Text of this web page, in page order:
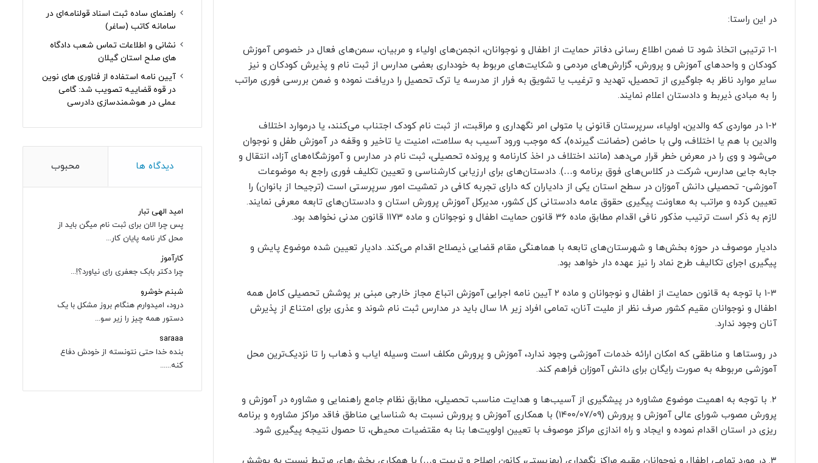
در این راستا:
۱-۱ ترتیبی اتخاذ شود تا ضمن اطلاع رسانی دفاتر حمایت از اطفال و نوجوانان، انجمن‌های اولیاء و مربیان، سمن‌های فعال در خصوص آموزش
کودکان و واحدهای آموزش و پرورش، گزارش‌های مردمی و شکایت‌های مربوط به خودداری بعضی مدارس از ثبت نام و پذیرش کودکان و نیز
سایر موارد ناظر به جلوگیری از تحصیل، تهدید و ترغیب یا تشویق به فرار از مدرسه یا ترک تحصیل را دریافت نموده و ضمن بررسی فوری مراتب
را به مبادی ذیربط و دادستان اعلام نمایند.
۱-۲ در مواردی که والدین، اولیاء، سرپرستان قانونی یا متولی امر نگهداری و مراقبت، از ثبت نام کودک اجتناب می‌کنند، یا درموارد اختلاف
والدین با هم یا اختلاف، ولی با حاضن (حضانت گیرنده)، که موجب ورود آسیب به سلامت، امنیت یا تاخیر و وقفه در آموزش طفل و نوجوان
می‌شود و وی را در معرض خطر قرار می‌دهد (مانند اختلاف در اخذ کارنامه و پرونده تحصیلی، ثبت نام در مدارس و آموزشگاه‌های آزاد، انتقال و
جابه جایی مدارس، شرکت در کلاس‌های فوق برنامه و…). دادستان‌های برای ارزیابی کارشناسی و تعیین تکلیف فوری راجع به موضوعات
آموزشی- تحصیلی دانش آموزان در سطح استان یکی از دادیاران که دارای تجربه کافی در تمشیت امور سرپرستی است (ترجیحا از بانوان) را
تعیین کرده و مراتب به معاونت پیگیری حقوق عامه دادستانی کل کشور، مدیرکل آموزش پرورش استان و دادستان‌های تابعه معرفی نمایند.
لازم به ذکر است ترتیب مذکور نافی اقدام مطابق ماده ۳۶ قانون حمایت اطفال و نوجوانان و ماده ۱۱۷۳ قانون مدنی نخواهد بود.
دادیار موصوف در حوزه بخش‌ها و شهرستان‌های تابعه با هماهنگی مقام قضایی ذیصلاح اقدام می‌کند. دادیار تعیین شده موضوع پایش و
پیگیری اجرای تکالیف طرح نماد را نیز عهده دار خواهد بود.
۱-۳ با توجه به قانون حمایت از اطفال و نوجوانان و ماده ۲ آیین نامه اجرایی آموزش اتباع مجاز خارجی مبنی بر پوشش تحصیلی کامل همه
اطفال و نوجوانان مقیم کشور صرف نظر از ملیت آنان، تمامی افراد زیر ۱۸ سال باید در مدارس ثبت نام شوند و عذری برای امتناع از پذیرش
آنان وجود ندارد.
در روستاها و مناطقی که امکان ارائه خدمات آموزشی وجود ندارد، آموزش و پرورش مکلف است وسیله ایاب و ذهاب را تا نزدیک‌ترین محل
آموزشی مربوطه به صورت رایگان برای دانش آموزان فراهم کند.
۲. با توجه به اهمیت موضوع مشاوره در پیشگیری از آسیب‌ها و هدایت مناسب تحصیلی، مطابق نظام جامع راهنمایی و مشاوره در آموزش و
پرورش مصوب شورای عالی آموزش و پرورش (۱۴۰۰/۰۷/۰۹) با همکاری آموزش و پرورش نسبت به شناسایی مناطق فاقد مراکز مشاوره و برنامه
ریزی در استان اقدام نموده و ایجاد و راه اندازی مراکز موصوف با تعیین اولویت‌ها بنا به مقتضیات محیطی، تا حصول نتیجه پیگیری شود.
راهنمای ساده ثبت اسناد قولنامه‌ای در
سامانه کاتب (ساغر)
نشانی و اطلاعات تماس شعب دادگاه
های صلح استان گیلان
آیین نامه استفاده از فناوری های نوین
در قوه قضاییه تصویب شد: گامی
عملی در هوشمندسازی دادرسی
دیدگاه ها محبوب
امید الهی تبار
پس چرا الان برای ثبت نام میگن باید از
محل کار نامه پایان کار...
کارآموز
چرا دکتر بابک جعفری رای نیاورد؟!...
شبنم خوشرو
درود، امیدوارم هنگام بروز مشکل با یک
دستور همه چیز را زیر سو...
saraaa
بنده خدا حتی نتونسته از خودش دفاع
کنه......